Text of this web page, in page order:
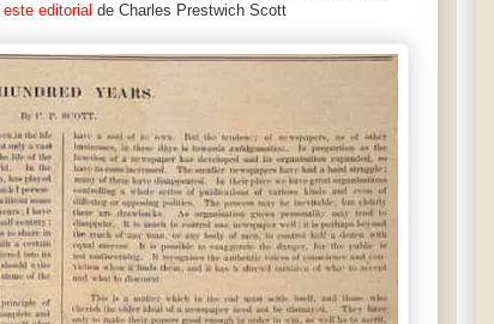
este editorial de Charles Prestwich Scott